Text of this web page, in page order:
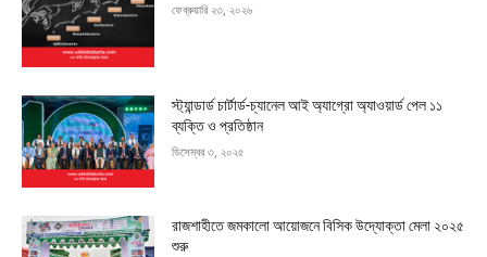
ফেব্রুয়ারি ২৩, ২০২৬
স্ট্যান্ডার্ড চার্টার্ড-চ্যানেল আই অ্যাগ্রো অ্যাওয়ার্ড পেল ১১
ব্যক্তি ও প্রতিষ্ঠান
ডিসেম্বর ৩, ২০২৫
রাজশাহীতে জমকালো আয়োজনে বিসিক উদ্যোক্তা মেলা ২০২৫
শুরু